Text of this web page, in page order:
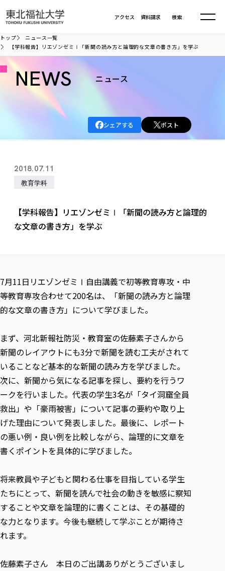
資料請求
アクセス 検索
大学について
建学の精神・教育の理念
学長室の窓
各種方針
大学の歩み
学則
校歌の歴史
教職員募集
役員・評議員一覧
大学の取り組み
大学の取り組み
社会連携・研究
カリキュラム編成ガイドライン
研究活動における不正行為の防止等に関する対応
大学広報誌「TFU Newsletter 東北福祉大学通信」
初年次教育（リエゾンゼミⅠ）について
お役立ち情報（リンク集）
放射線モニタリング測定結果（国見キャンパス）
情報公開
寄附行為
事業計画／財務・事業報告
大学評価
IR情報
教職課程における情報の公表
学部・学科等設置計画履行状況報告書
情報公開規程
学部・大学院
学部・大学院TOP
総合福祉学部
社会福祉学科
福祉行政学科
共生まちづくり学部
共生まちづくり学科
教育学部
健康科学部
リハビリテーション学科
医療経営管理学科
情報福祉マネジメント学科
仏教専修科
大学院
大学院
総合福祉学研究科 社会福祉学専攻 修士課程
総合福祉学研究科 社会福祉学専攻 博士課程
総合福祉学研究科 福祉心理学専攻 修士課程
教育学研究科 教育学専攻 修士課程
通信教育部
通信教育部
通信制大学院 総合福祉学研究科 社会福祉学専攻 修士課程
通信制大学院 総合福祉学研究科 福祉心理学専攻 修士課程
カリキュラム（学部・大学院）
その他の就学機会
学びの特徴
学びの特徴
ICT教育
初年次教育（リエゾンゼミⅠ）
実学臨床教育（総合福祉学部のみ履修可能）
教育実践活動（教育学科学生のみ受講可能）
禅のこころ
学びのサポート
学びのサポート
学費（学部学科）
授業料減免・奨学金等
入学試験
デジタルパンフ
就職状況
東北福祉大学のキャリアサポート
進路・就職支援
東北福祉大学のキャリア教育
採用ご担当者様へ
採用ご担当者様へ
求人の受付について
単独学内説明会のご案内
在学生の方
資格取得報奨制度について
東北福祉大学求人・インターンシップ検索サイト（キャリタス
卒業生の方
卒業生の方
卒業後のキャリア支援体制
在学生による訪問、情報提供へのご協力のお願い
卒業生アンケート
よくあるご質問
東北福祉大学のDNA
在学生インタビュー
課外活動
課外活動 TOP
大学指定団体紹介
国際交流
交換留学生 Exchange students
海外留学・研修
Prospective Students
学生支援センター国際交流の活動
スタッフ紹介
ニュース一覧
社会連携・研究 TOP
東北福祉大学の研究活動
東北福祉大学の研究紹介
共同研究等をご検討の皆様へ
東北福祉大学の紀要・リポジトリ
東北福祉大学の紀要・リポジトリ
研究紀要
教職研究
東北福祉大学教育・教職センター特別支援教育研究年報一覧
芹沢銈介美術工芸館年報
東北福祉大学機関リポジトリ
東北福祉大学オープンアクセス方針
産学・産学官連携
産学・産学官連携
「高齢者のフレイル予防及びデジタルデバイド解消に向けた産
高齢者施設特化型モジュラー車いす開発
学生参加 × 産学官連携 ～ 「行学一如」の実践
社会貢献・地域連携活動
社会貢献・地域連携活動
社会貢献への取り組み
社会貢献・地域連携活動報告書
各種社会貢献活動の窓口
JICA草の根技術協力事業
被災地の子ども支援活動
生涯学習・社会人講座
自治体・団体等との主な協定
自治体・団体等との主な協定
研究所について
研究者のご紹介
生涯教育・キャリア教育
生涯教育・キャリア教育TOP
生涯学習・社会人講座
月例TFU実学臨床研究セミナー
特別支援教育研究室
TFU教育フォーラム
関連法人
取材について
施設利用
同窓会
学内ポータルシステム
Universal Passport
トップ
ニュース一覧
【学科報告】リエゾンゼミⅠ「新聞の読み方と論理的な文章の書き方」を学ぶ
NEWS ニュース
シェアする ポスト
2018.07.11
教育学科
【学科報告】リエゾンゼミⅠ「新聞の読み方と論理的
な文章の書き方」を学ぶ
7月11日リエゾンゼミⅠ自由講義で初等教育専攻・中
等教育専攻合わせて200名は、「新聞の読み方と論理
的な文章の書き方」について学びました。
まず、河北新報社防災・教育室の佐藤素子さんから
新聞のレイアウトにも3分で新聞を読む工夫がされて
いることなど基本的な新聞の読み方を学びました。
次に、新聞から気になる記事を探し、要約を行うワ
ークを行いました。代表の学生3名が「タイ洞窟全員
救出」や「豪雨被害」について記事の要約や取り上
げた理由について発表しました。最後に、レポート
の悪い例・良い例を比較しながら、論理的に文章を
書くポイントを具体的に学びました。
将来教員や子どもと関わる仕事を目指している学生
たちにとって、新聞を読んで社会の動きを敏感に察知
することや文章を論理的に書くことは、その基礎的
な力となります。今後も継続して学ぶことが期待さ
れます。
佐藤素子さん 本日のご出講ありがとうございまし